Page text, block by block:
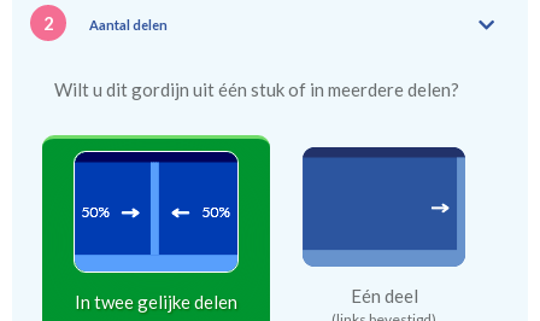
2 Aantal delen
Wilt u dit gordijn uit één stuk of in meerdere delen?
In twee gelijke delen Eén deel